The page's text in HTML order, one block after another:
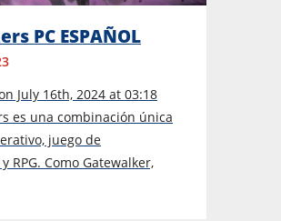
PC ESPAÑOL
July 16th, 2024 at 03:18
es una combinación única
juego de
RPG. Como Gatewalker,